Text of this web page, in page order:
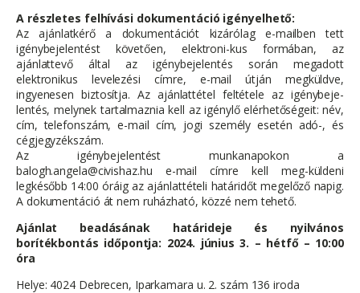
A részletes felhívási dokumentáció igényelhető:
Az ajánlatkérő a dokumentációt kizárólag e-mailben tett
igénybejelentést követően, elektroni-kus formában, az
ajánlattevő által az igénybejelentés során megadott
elektronikus levelezési címre, e-mail útján megküldve,
ingyenesen biztosítja. Az ajánlattétel feltétele az igénybeje-
lentés, melynek tartalmaznia kell az igénylő elérhetőségeit: név,
cím, telefonszám, e-mail cím, jogi személy esetén adó-, és
cégjegyzékszám.
Az igénybejelentést munkanapokon a
balogh.angela@civishaz.hu e-mail címre kell meg-küldeni
legkésőbb 14:00 óráig az ajánlattételi határidőt megelőző napig.
A dokumentáció át nem ruházható, közzé nem tehető.
Ajánlat beadásának határideje és nyilvános
borítékbontás időpontja: 2024. június 3. – hétfő – 10:00
óra
Helye: 4024 Debrecen, Iparkamara u. 2. szám 136 iroda